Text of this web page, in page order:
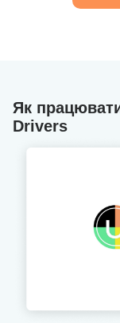
Як
Drivers